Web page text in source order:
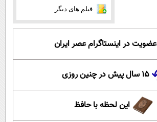
فیلم های دیگر
عضویت در اینستاگرام عصر ایران
۱۵ سال پیش در چنین روزی
این لحظه با حافظ